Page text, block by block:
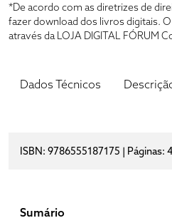
*De acordo com as diretrizes de
fazer download dos livros digitais.
através da LOJA DIGITAL FÓRUM
Dados Técnicos
ISBN: 9786555187175 | Páginas:
Sumário